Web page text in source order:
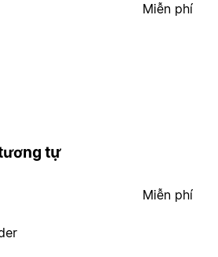
Miễn phí
tự
Miễn phí